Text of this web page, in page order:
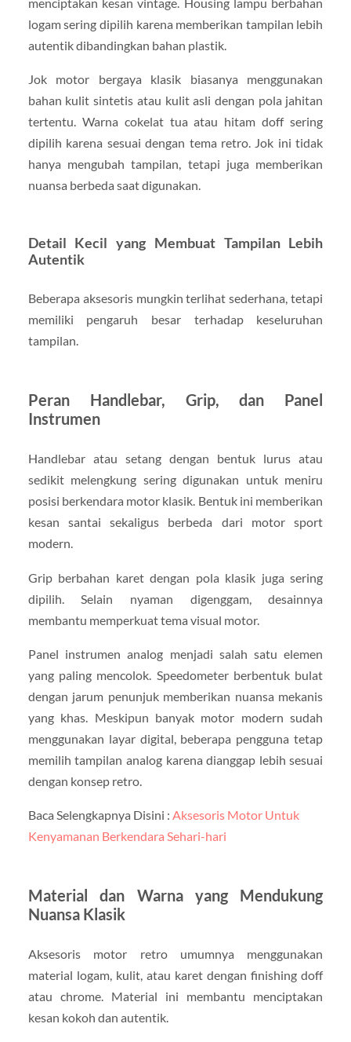
logam sering dipilih karena memberikan tampilan lebih
autentik dibandingkan bahan plastik.
Jok motor bergaya klasik biasanya menggunakan
bahan kulit sintetis atau kulit asli dengan pola jahitan
tertentu. Warna cokelat tua atau hitam doff sering
dipilih karena sesuai dengan tema retro. Jok ini tidak
hanya mengubah tampilan, tetapi juga memberikan
nuansa berbeda saat digunakan.
Detail Kecil yang Membuat Tampilan Lebih
Autentik
Beberapa aksesoris mungkin terlihat sederhana, tetapi
memiliki pengaruh besar terhadap keseluruhan
tampilan.
Peran Handlebar, Grip, dan Panel
Instrumen
Handlebar atau setang dengan bentuk lurus atau
sedikit melengkung sering digunakan untuk meniru
posisi berkendara motor klasik. Bentuk ini memberikan
kesan santai sekaligus berbeda dari motor sport
modern.
Grip berbahan karet dengan pola klasik juga sering
dipilih. Selain nyaman digenggam, desainnya
membantu memperkuat tema visual motor.
Panel instrumen analog menjadi salah satu elemen
yang paling mencolok. Speedometer berbentuk bulat
dengan jarum penunjuk memberikan nuansa mekanis
yang khas. Meskipun banyak motor modern sudah
menggunakan layar digital, beberapa pengguna tetap
memilih tampilan analog karena dianggap lebih sesuai
dengan konsep retro.
Baca Selengkapnya Disini : Aksesoris Motor Untuk
Kenyamanan Berkendara Sehari-hari
Material dan Warna yang Mendukung
Nuansa Klasik
Aksesoris motor retro umumnya menggunakan
material logam, kulit, atau karet dengan finishing doff
atau chrome. Material ini membantu menciptakan
kesan kokoh dan autentik.